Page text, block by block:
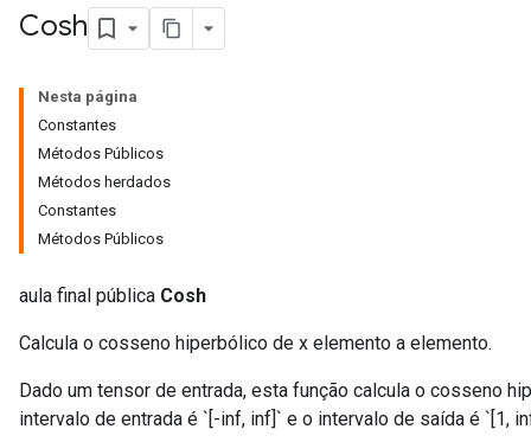
Cosh
Nesta página
Constantes
Métodos Públicos
Métodos herdados
Constantes
Métodos Públicos
aula final pública Cosh
Calcula o cosseno hiperbólico de x elemento a elemento.
Dado um tensor de entrada, esta função calcula o cosseno
intervalo de entrada é `[-inf, inf]` e o intervalo de saída é `[1,